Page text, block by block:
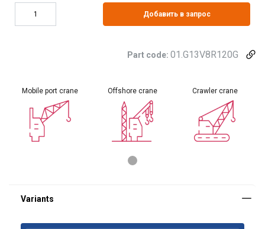
Добавить в запрос
Part code: 01.G13V8R120G
Mobile port crane Offshore crane Crawler crane